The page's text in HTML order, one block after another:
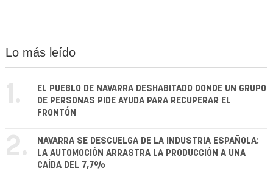
Lo más leído
1.
EL PUEBLO DE NAVARRA DESHABITADO DONDE UN GRUPO
DE PERSONAS PIDE AYUDA PARA RECUPERAR EL
FRONTÓN
2.
NAVARRA SE DESCUELGA DE LA INDUSTRIA ESPAÑOLA:
LA AUTOMOCIÓN ARRASTRA LA PRODUCCIÓN A UNA
CAÍDA DEL 7,7%